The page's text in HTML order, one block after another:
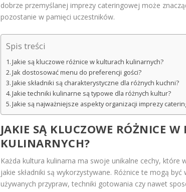
dobrze przemyślanej imprezy cateringowej może
pozostanie w pamięci uczestników.
Spis treści
Jakie są kluczowe różnice w kulturach kulinarnych?
Jak dostosować menu do preferencji gości?
Jakie składniki są charakterystyczne dla różnych kuchni?
Jakie techniki kulinarne są typowe dla różnych kultur?
Jakie są najważniejsze aspekty organizacji imprezy
JAKIE SĄ KLUCZOWE RÓŻNICE
KULINARNYCH?
Każda kultura kulinarna ma swoje unikalne cechy,
jakie składniki są wykorzystywane. Różnice te mogą
używanych przypraw, techniki gotowania czy nawet